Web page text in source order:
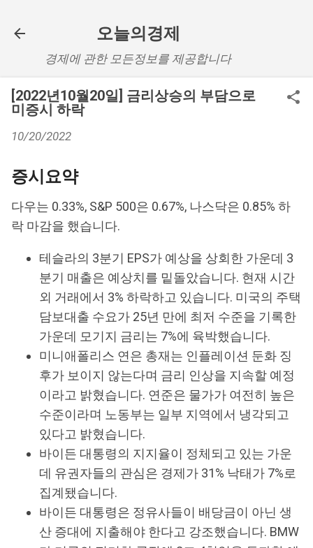
오늘의경제
경제에 관한 모든정보를 제공합니다
[2022년10월20일] 금리상승의 부담으로
미증시 하락
10/20/2022
증시요약
다우는 0.33%, S&P 500은 0.67%, 나스닥은 0.85% 하
락 마감을 했습니다.
테슬라의 3분기 EPS가 예상을 상회한 가운데 3
분기 매출은 예상치를 밑돌았습니다. 현재 시간
외 거래에서 3% 하락하고 있습니다. 미국의 주택
담보대출 수요가 25년 만에 최저 수준을 기록한
가운데 모기지 금리는 7%에 육박했습니다.
미니애폴리스 연은 총재는 인플레이션 둔화 징
후가 보이지 않는다며 금리 인상을 지속할 예정
이라고 밝혔습니다. 연준은 물가가 여전히 높은
수준이라며 노동부는 일부 지역에서 냉각되고
있다고 밝혔습니다.
바이든 대통령의 지지율이 정체되고 있는 가운
데 유권자들의 관심은 경제가 31% 낙태가 7%로
집계됐습니다.
바이든 대통령은 정유사들이 배당금이 아닌 생
산 증대에 지출해야 한다고 강조했습니다. BMW